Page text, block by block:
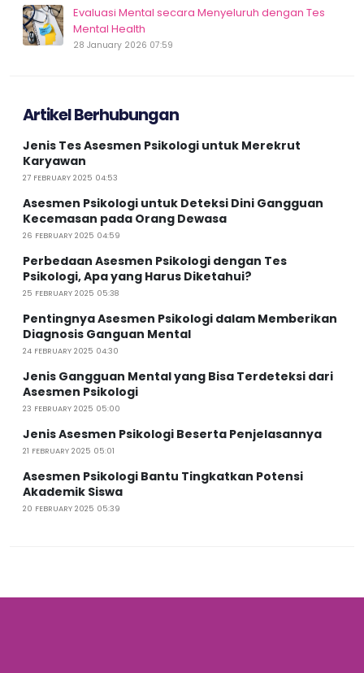
Evaluasi Mental secara Menyeluruh dengan Tes
Mental Health
28 January 2026 07:59
Artikel Berhubungan
Jenis Tes Asesmen Psikologi untuk Merekrut
Karyawan
27 FEBRUARY 2025 04:53
Asesmen Psikologi untuk Deteksi Dini Gangguan
Kecemasan pada Orang Dewasa
26 FEBRUARY 2025 04:59
Perbedaan Asesmen Psikologi dengan Tes
Psikologi, Apa yang Harus Diketahui?
25 FEBRUARY 2025 05:38
Pentingnya Asesmen Psikologi dalam Memberikan
Diagnosis Ganguan Mental
24 FEBRUARY 2025 04:30
Jenis Gangguan Mental yang Bisa Terdeteksi dari
Asesmen Psikologi
23 FEBRUARY 2025 05:00
Jenis Asesmen Psikologi Beserta Penjelasannya
21 FEBRUARY 2025 05:01
Asesmen Psikologi Bantu Tingkatkan Potensi
Akademik Siswa
20 FEBRUARY 2025 05:39